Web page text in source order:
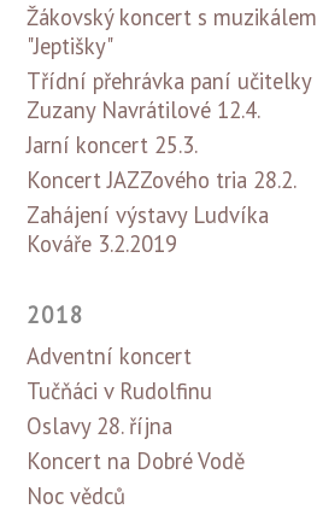
Žákovský koncert s muzikálem
"Jeptišky"
Třídní přehrávka paní učitelky
Zuzany Navrátilové 12.4.
Jarní koncert 25.3.
Koncert JAZZového tria 28.2.
Zahájení výstavy Ludvíka
Kováře 3.2.2019
2018
Adventní koncert
Tučňáci v Rudolfinu
Oslavy 28. října
Koncert na Dobré Vodě
Noc vědců